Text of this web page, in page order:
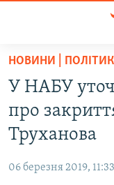
Перейти
основного
матеріалу
Перейти
до
основної
навігації
ВСЕ ЗА ДОБУ
СТАТТІ
ЕКОНОМІКА
РОСІЙСЬКА
НОВИНИ |
У НАБУ
про
Труханова
06 березня 2019, 11:33